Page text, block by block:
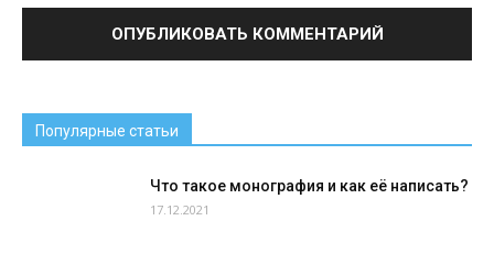
Популярные статьи
Что такое монография и как её написать?
17.12.2021